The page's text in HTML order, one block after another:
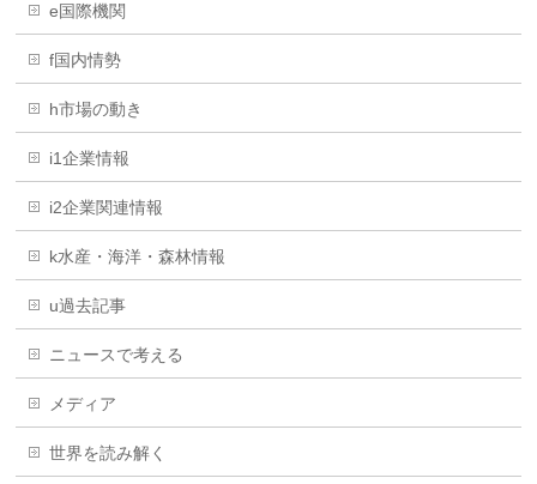
e国際機関
f国内情勢
h市場の動き
i1企業情報
i2企業関連情報
k水産・海洋・森林情報
u過去記事
ニュースで考える
メディア
世界を読み解く